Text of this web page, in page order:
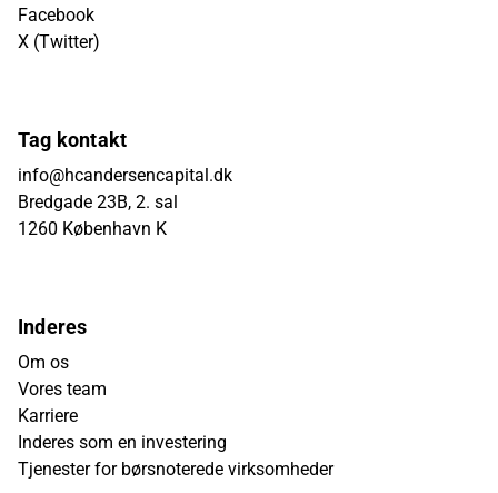
Facebook
X (Twitter)
Tag kontakt
info@hcandersencapital.dk
Bredgade 23B, 2. sal
1260 København K
Inderes
Om os
Vores team
Karriere
Inderes som en investering
Tjenester for børsnoterede virksomheder